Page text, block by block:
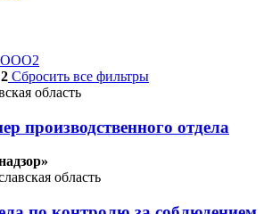
ООО2
2 Сбросить все фильтры
область
производственного отдела
область